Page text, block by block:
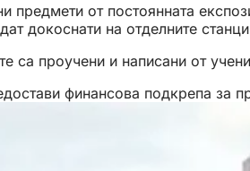
предмети от постоянната
докоснати на отделните
са проучени и написани от
финансова подкрепа за